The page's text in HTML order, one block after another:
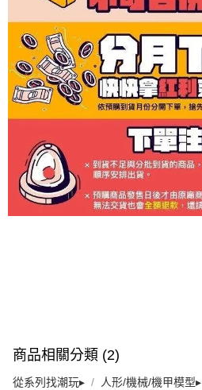
商品相關分類 (2)
從系列找潮玩▸ 人形/機械/機甲模型▸